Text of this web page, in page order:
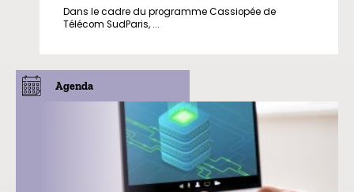
Dans le cadre du programme Cassiopée de
Télécom SudParis, ...
Agenda